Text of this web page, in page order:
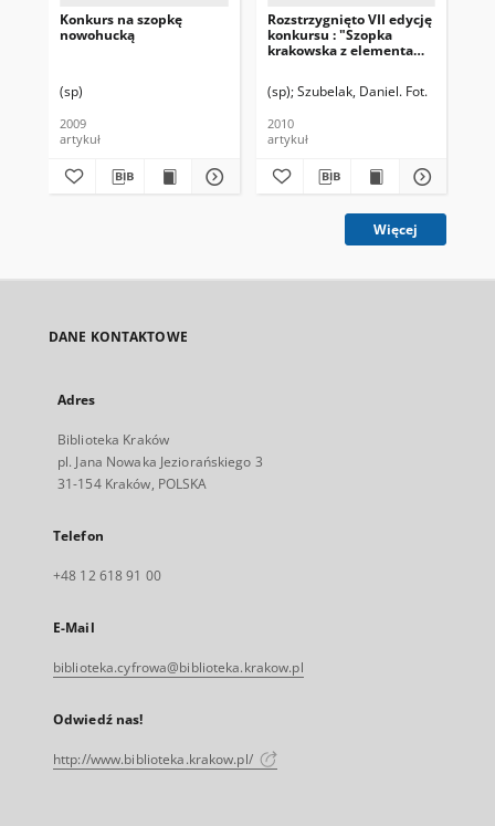
Konkurs na szopkę
nowohucką
(sp)
2009
artykuł
Rozstrzygnięto VII edycję
konkursu : "Szopka
krakowska z elementami
(sp) Szubelak, Daniel. Fot.
2010
artykuł
Więcej
DANE KONTAKTOWE
Adres
Biblioteka Kraków
pl. Jana Nowaka Jeziorańskiego 3
31-154 Kraków, POLSKA
Telefon
+48 12 618 91 00
E-Mail
biblioteka.cyfrowa@biblioteka.krakow.pl
Odwiedź nas!
http://www.biblioteka.krakow.pl/